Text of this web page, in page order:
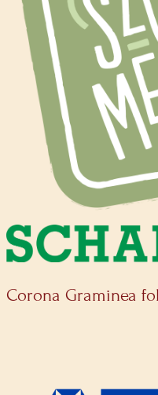
Corona Graminea